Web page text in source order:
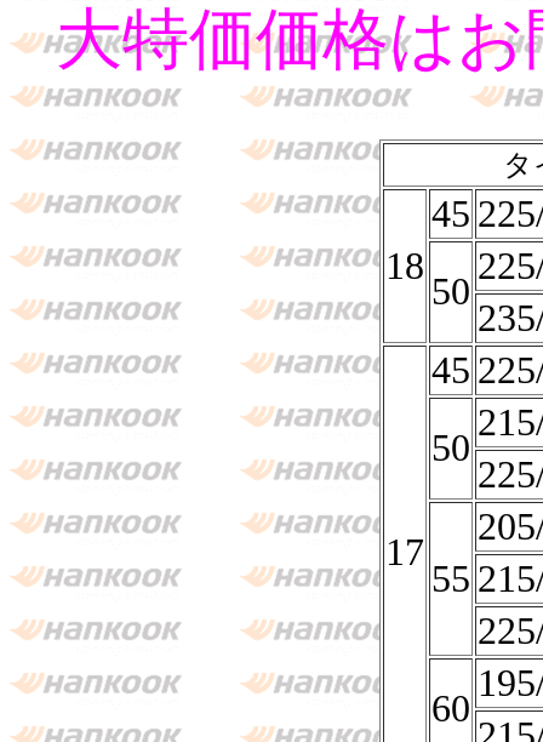
大特価価格は
タ
18
45
50
17
45
50
55
60